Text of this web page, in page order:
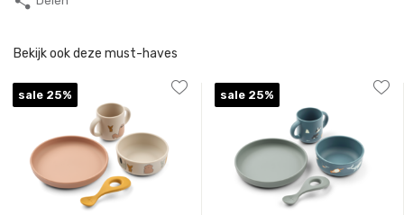
Bekijk ook deze must-haves
sale 25% sale 25%